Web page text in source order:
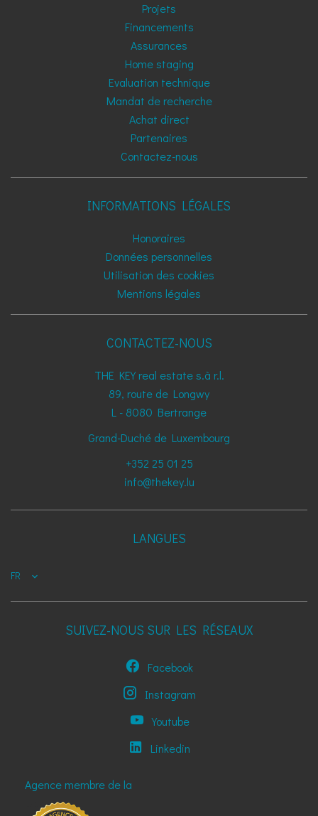
Projets
Financements
Assurances
Home staging
Evaluation technique
Mandat de recherche
Achat direct
Partenaires
Contactez-nous
INFORMATIONS LÉGALES
Honoraires
Données personnelles
Utilisation des cookies
Mentions légales
CONTACTEZ-NOUS
THE KEY real estate s.à r.l.
89, route de Longwy
L - 8080 Bertrange
Grand-Duché de Luxembourg
+352 25 01 25
info@thekey.lu
LANGUES
FR
SUIVEZ-NOUS SUR LES RÉSEAUX
Facebook
Instagram
Youtube
Linkedin
Agence membre de la